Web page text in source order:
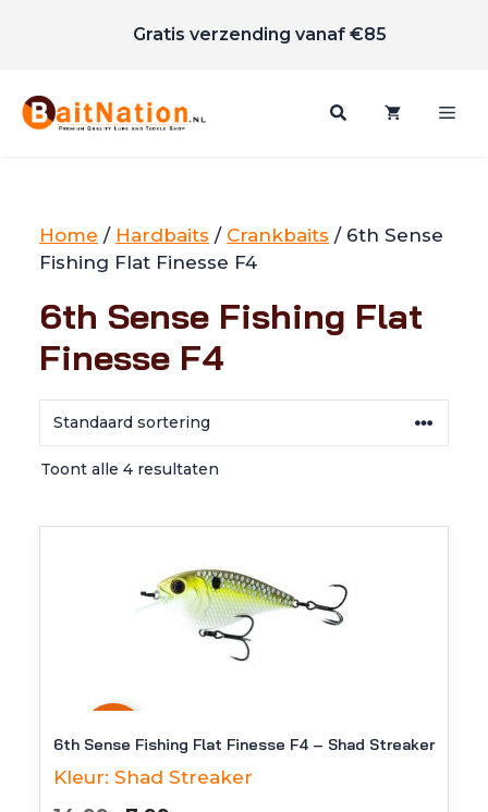
inhoud
Gratis verzending vanaf €85
Home / Hardbaits / Crankbaits / 6th Sense
Fishing Flat Finesse F4
6th Sense Fishing Flat
Finesse F4
Toont alle 4 resultaten
-
6th Sense Fishing Flat Finesse F4 – Shad Streaker
Kleur: Shad Streaker